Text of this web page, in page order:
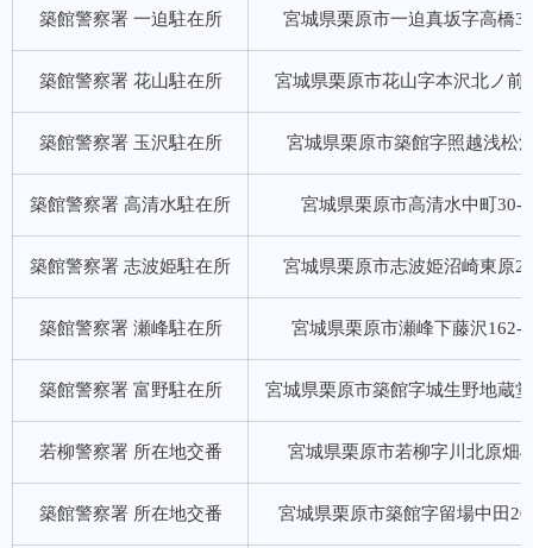
築館警察署 一迫駐在所 宮城県栗原市一迫真坂字高橋
築館警察署 花山駐在所 宮城県栗原市花山字本沢北ノ前
築館警察署 玉沢駐在所 宮城県栗原市築館字照越浅松
築館警察署 高清水駐在所 宮城県栗原市高清水中町30-3
築館警察署 志波姫駐在所 宮城県栗原市志波姫沼崎東原
築館警察署 瀬峰駐在所 宮城県栗原市瀬峰下藤沢162-
築館警察署 富野駐在所 宮城県栗原市築館字城生野地蔵
若柳警察署 所在地交番 宮城県栗原市若柳字川北原畑
築館警察署 所在地交番 宮城県栗原市築館字留場中田